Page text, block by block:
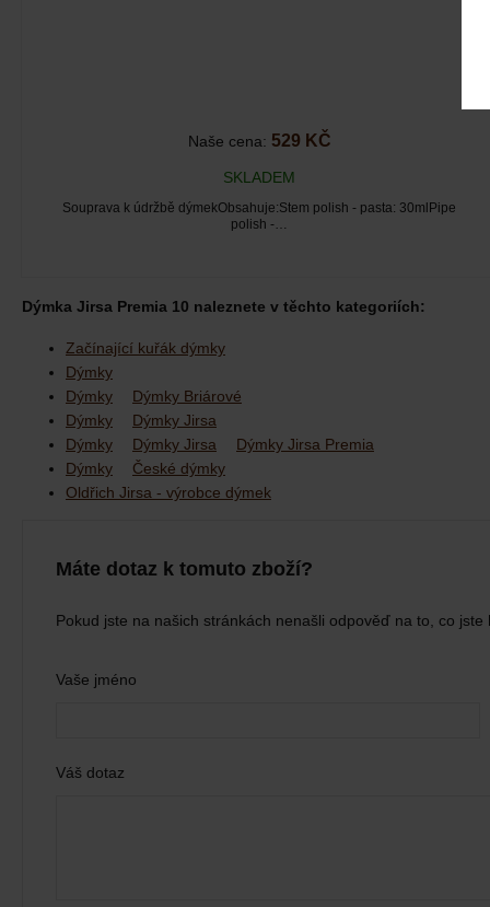
Naše cena: 529 KČ
SKLADEM
Souprava k údržbě dýmekObsahuje:Stem polish - pasta: 30mlPipe
polish -…
Dýmka Jirsa Premia 10 naleznete v těchto kategoriích:
Začínající kuřák dýmky
Dýmky
Dýmky
Dýmky Briárové
Dýmky
Dýmky Jirsa
Dýmky
Dýmky Jirsa
Dýmky Jirsa Premia
Dýmky
České dýmky
Oldřich Jirsa - výrobce dýmek
Máte dotaz k tomuto zboží?
Pokud jste na našich stránkách nenašli odpověď na to, co
Vaše jméno
Váš dotaz